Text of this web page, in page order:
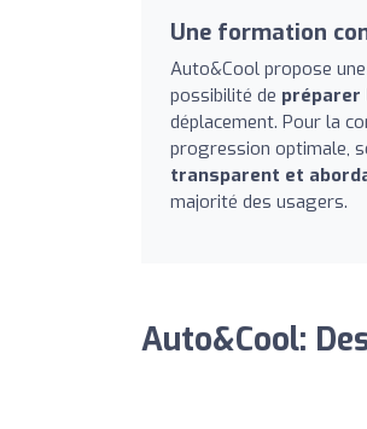
Une formation
Auto&Cool propose
possibilité de préparer
déplacement. Pour la
progression optimale,
transparent et
majorité des usagers.
Auto&Cool: